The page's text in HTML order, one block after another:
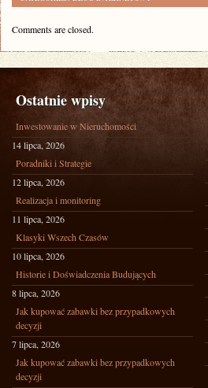
Comments are closed.
Ostatnie wpisy
Inwestowanie w Nieruchomości
14 lipca, 2026
Poradniki i Strategie
12 lipca, 2026
Realizacja i monitoring
11 lipca, 2026
Klasyki Wszech Czasów
10 lipca, 2026
Historie i Doświadczenia Budujących
8 lipca, 2026
Jak kupować zabawki bez przypadkowych
decyzji
7 lipca, 2026
Jak kupować zabawki bez przypadkowych
decyzji